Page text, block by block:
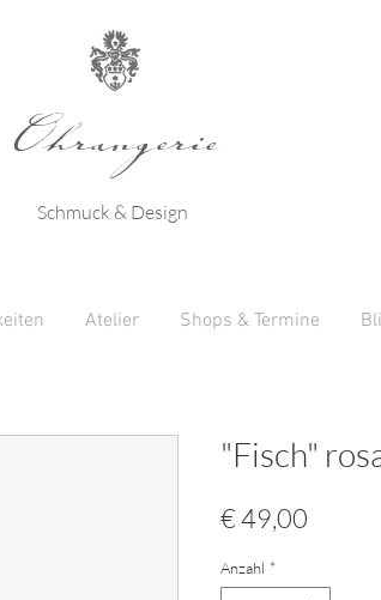
Schmuck & Design
Ohrangerie
"Fisch"
€ 49,00
Anzahl *
Atelier Shops & Termine